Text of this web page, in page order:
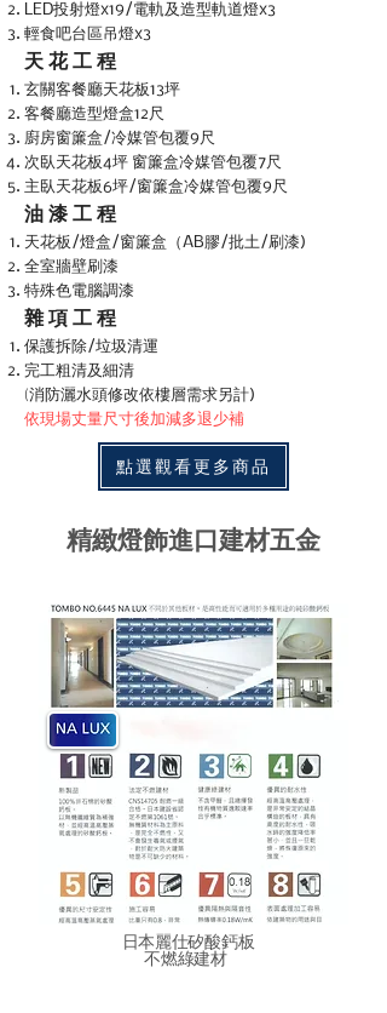
LED投射燈x19/電軌及造型軌道燈x3
輕食吧台區吊燈x3
天 花 工 程
玄關客餐廳天花板13坪
客餐廳造型燈盒12尺
廚房窗簾盒/冷媒管包覆9尺
次臥天花板4坪 窗簾盒冷媒管包覆7尺
主臥天花板6坪/窗簾盒冷媒管包覆9尺
油 漆 工 程
天花板/燈盒/窗簾盒（AB膠/批土/刷漆)
全室牆壁刷漆
特殊色電腦調漆
雜 項 工 程
保護拆除/垃圾清運
完工粗清及細清
(消防灑水頭修改依樓層需求另計)
​依現場丈量尺寸後加減多退少補
點選觀看更多商品
精緻燈飾進口建材五金
日本麗仕矽酸鈣板
不燃綠建材